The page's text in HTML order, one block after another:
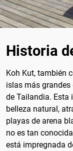
Historia
Koh Kut, también
islas más
de Tailandia. Esta
belleza natural,
playas de arena
no es tan
está impregnada